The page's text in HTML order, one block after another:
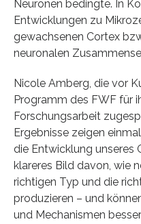
Neuronen bedingte. In
Entwicklungen zu
gewachsenen Cortex
neuronalen
Nicole Amberg, die vor
Programm des FWF für
Forschungsarbeit
Ergebnisse zeigen
die Entwicklung unseres
klareres Bild davon, wie
richtigen Typ und die
produzieren – und
und Mechanismen